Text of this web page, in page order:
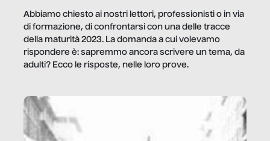
Abbiamo chiesto ai nostri lettori, professionisti o in via
di formazione, di confrontarsi con una delle tracce
della maturità 2023. La domanda a cui volevamo
rispondere è: sapremmo ancora scrivere un tema, da
adulti? Ecco le risposte, nelle loro prove.